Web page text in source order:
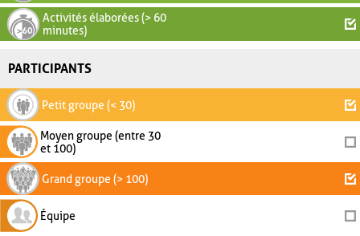
Activités élaborées (> 60
minutes)
PARTICIPANTS
Petit groupe (< 30)
Moyen groupe (entre 30
et 100)
Grand groupe (> 100)
Équipe